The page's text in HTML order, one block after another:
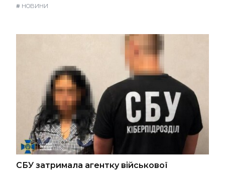
# НОВИНИ
СБУ затримала агентку військової